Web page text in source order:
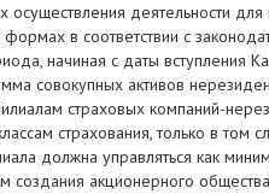
осуществления деятельности
в соответствии с
начиная с даты
совокупных активов
страховых компаний-
страхования, только в том
должна управляться как
создания акционерного